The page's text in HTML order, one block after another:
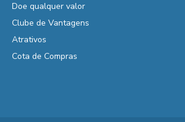
Doe qualquer valor
Clube de Vantagens
Atrativos
Cota de Compras